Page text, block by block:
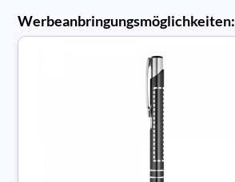
Werbeanbringungsmöglichkeiten: